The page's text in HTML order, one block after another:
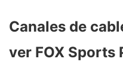
Canales de
ver FOX Sports